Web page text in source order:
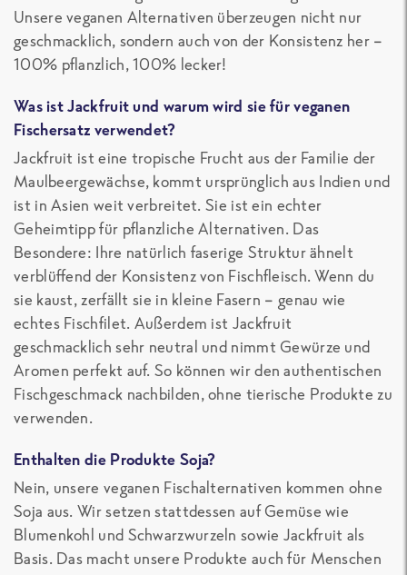
Unsere veganen Alternativen überzeugen nicht nur
geschmacklich, sondern auch von der Konsistenz her –
100% pflanzlich, 100% lecker!
Was ist Jackfruit und warum wird sie für veganen
Fischersatz verwendet?
Jackfruit ist eine tropische Frucht aus der Familie der
Maulbeergewächse, kommt ursprünglich aus Indien und
ist in Asien weit verbreitet. Sie ist ein echter
Geheimtipp für pflanzliche Alternativen. Das
Besondere: Ihre natürlich faserige Struktur ähnelt
verblüffend der Konsistenz von Fischfleisch. Wenn du
sie kaust, zerfällt sie in kleine Fasern – genau wie
echtes Fischfilet. Außerdem ist Jackfruit
geschmacklich sehr neutral und nimmt Gewürze und
Aromen perfekt auf. So können wir den authentischen
Fischgeschmack nachbilden, ohne tierische Produkte zu
verwenden.
Enthalten die Produkte Soja?
Nein, unsere veganen Fischalternativen kommen ohne
Soja aus. Wir setzen stattdessen auf Gemüse wie
Blumenkohl und Schwarzwurzeln sowie Jackfruit als
Basis. Das macht unsere Produkte auch für Menschen